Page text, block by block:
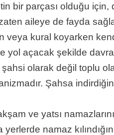
bir parçası olduğu için,
aileye de fayda
veya kural koyarken
yol açacak şekilde
olarak değil toplu
Şahsa
ve yatsı
namaz